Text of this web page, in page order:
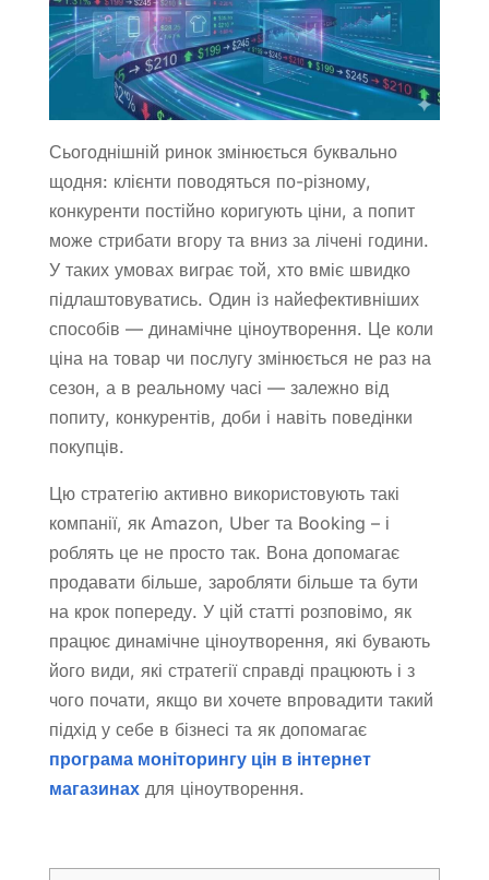
Сьогоднішній ринок змінюється буквально
щодня: клієнти поводяться по-різному,
конкуренти постійно коригують ціни, а попит
може стрибати вгору та вниз за лічені години.
У таких умовах виграє той, хто вміє швидко
підлаштовуватись. Один із найефективніших
способів — динамічне ціноутворення. Це коли
ціна на товар чи послугу змінюється не раз на
сезон, а в реальному часі — залежно від
попиту, конкурентів, доби і навіть поведінки
покупців.
Цю стратегію активно використовують такі
компанії, як Amazon, Uber та Booking – і
роблять це не просто так. Вона допомагає
продавати більше, заробляти більше та бути
на крок попереду. У цій статті розповімо, як
працює динамічне ціноутворення, які бувають
його види, які стратегії справді працюють і з
чого почати, якщо ви хочете впровадити такий
підхід у себе в бізнесі та як допомагає
програма моніторингу цін в інтернет
магазинах для ціноутворення.